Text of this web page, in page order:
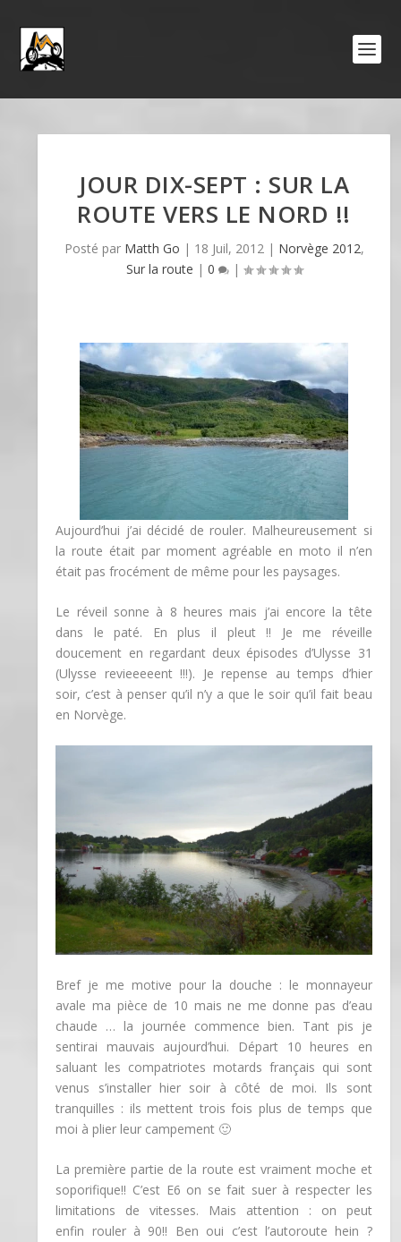
JOUR DIX-SEPT : SUR LA
ROUTE VERS LE NORD !!
Posté par Matth Go | 18 Juil, 2012| Norvège 2012,
Sur la route | 0 |
Aujourd’hui j’ai décidé de rouler. Malheureusement si
la route était par moment agréable en moto il n’en
était pas frocément de même pour les paysages.
Le réveil sonne à 8 heures mais j’ai encore la tête
dans le paté. En plus il pleut !! Je me réveille
doucement en regardant deux épisodes d’Ulysse 31
(Ulysse revieeeeent !!!). Je repense au temps d’hier
soir, c’est à penser qu’il n’y a que le soir qu’il fait beau
en Norvège.
Bref je me motive pour la douche : le monnayeur
avale ma pièce de 10 mais ne me donne pas d’eau
chaude … la journée commence bien. Tant pis je
sentirai mauvais aujourd’hui. Départ 10 heures en
saluant les compatriotes motards français qui sont
venus s’installer hier soir à côté de moi. Ils sont
tranquilles : ils mettent trois fois plus de temps que
moi à plier leur campement 🙂
La première partie de la route est vraiment moche et
soporifique!! C’est E6 on se fait suer à respecter les
limitations de vitesses. Mais attention : on peut
enfin rouler à 90!! Ben oui c’est l’autoroute hein ?